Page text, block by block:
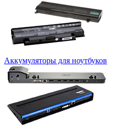
Аккумуляторы для ноутбуков